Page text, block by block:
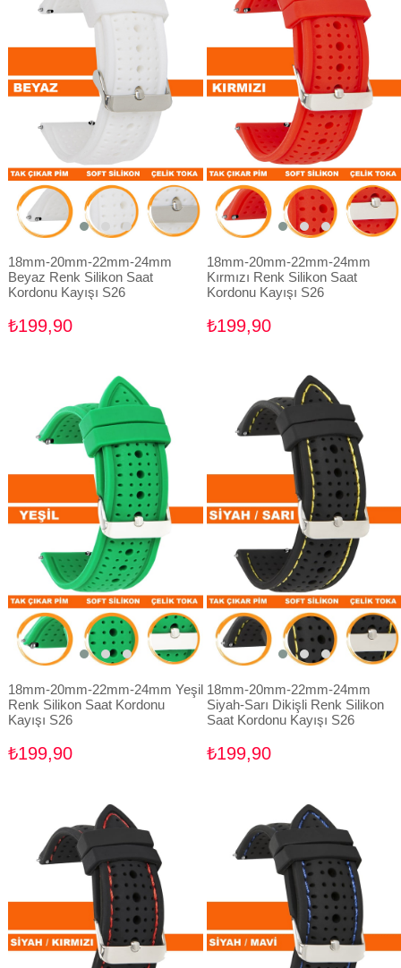
18mm-20mm-22mm-24mm
Beyaz Renk Silikon Saat
Kordonu Kayışı S26
₺199,90
18mm-20mm-22mm-24mm
Kırmızı Renk Silikon Saat
Kordonu Kayışı S26
₺199,90
18mm-20mm-22mm-24mm Yeşil
Renk Silikon Saat Kordonu
Kayışı S26
₺199,90
18mm-20mm-22mm-24mm
Siyah-Sarı Dikişli Renk Silikon
Saat Kordonu Kayışı S26
₺199,90